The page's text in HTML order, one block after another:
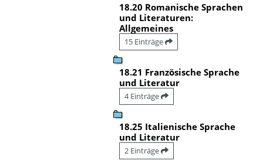
18.20 Romanische Sprachen
und Literaturen:
Allgemeines
15 Einträge
18.21 Französische Sprache
und Literatur
4 Einträge
18.25 Italienische Sprache
und Literatur
2 Einträge